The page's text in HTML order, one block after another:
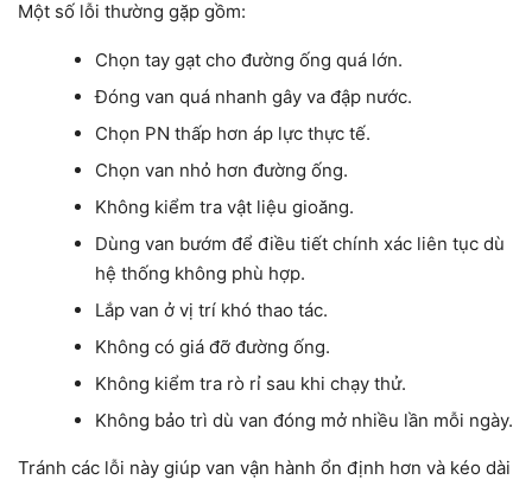
Một số lỗi thường gặp gồm:
Chọn tay gạt cho đường ống quá lớn.
Đóng van quá nhanh gây va đập nước.
Chọn PN thấp hơn áp lực thực tế.
Chọn van nhỏ hơn đường ống.
Không kiểm tra vật liệu gioăng.
Dùng van bướm để điều tiết chính xác liên tục dù
hệ thống không phù hợp.
Lắp van ở vị trí khó thao tác.
Không có giá đỡ đường ống.
Không kiểm tra rò rỉ sau khi chạy thử.
Không bảo trì dù van đóng mở nhiều lần mỗi ngày.
Tránh các lỗi này giúp van vận hành ổn định hơn và kéo dài